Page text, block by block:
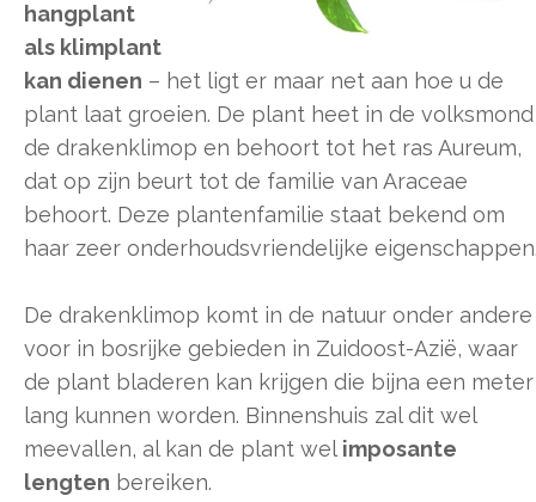
hangplant
als klimplant
kan dienen – het ligt er maar net aan hoe u de
plant laat groeien. De plant heet in de volksmond
de drakenklimop en behoort tot het ras Aureum,
dat op zijn beurt tot de familie van Araceae
behoort. Deze plantenfamilie staat bekend om
haar zeer onderhoudsvriendelijke
De drakenklimop komt in de natuur onder andere
voor in bosrijke gebieden in Zuidoost-Azië, waar
de plant bladeren kan krijgen die bijna een meter
lang kunnen worden. Binnenshuis zal dit wel
meevallen, al kan de plant wel imposante
lengten bereiken.